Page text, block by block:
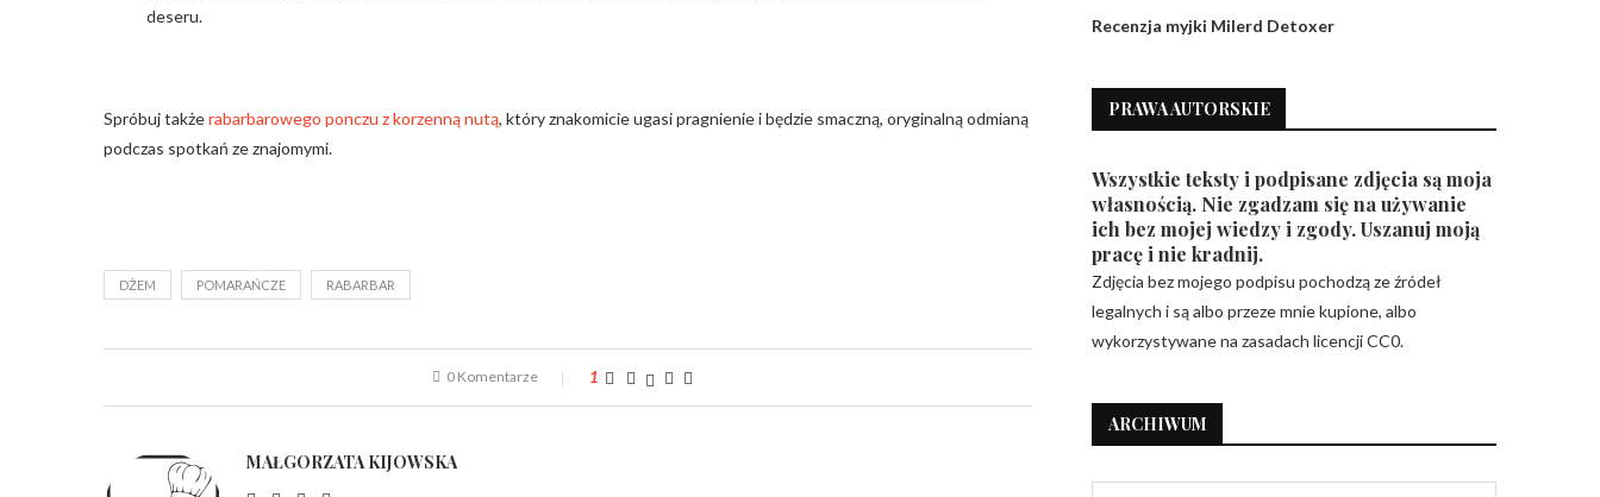
deseru.
Spróbuj takżerabarbarowego ponczu z korzenną nutą, który znakomicie ugasi pragnienie i będzie smaczną, oryginalną odmianą
podczas spotkań ze znajomymi.
DŻEM POMARAŃCZE RABARBAR
0 Komentarze 1
MAŁGORZATA KIJOWSKA
Recenzja myjki Milerd Detoxer
PRAWA AUTORSKIE
Wszystkie teksty i podpisane zdjęcia są moja
własnością. Nie zgadzam się na używanie
ich bez mojej wiedzy i zgody. Uszanuj moją
pracę i nie kradnij.
Zdjęcia bez mojego podpisu pochodzą ze źródeł
legalnych i są albo przeze mnie kupione, albo
wykorzystywane na zasadach licencji CC0.
ARCHIWUM